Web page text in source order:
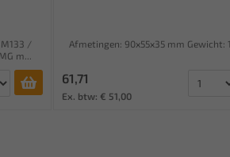
/
m...
Afmetingen: 90x55x35 mm Gewicht:
61,71
Ex. btw: € 51,00